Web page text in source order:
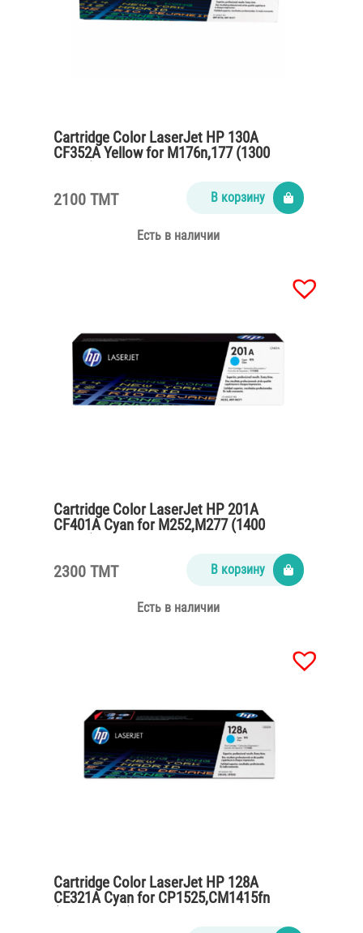
Cartridge Color LaserJet HP 130A
CF352A Yellow for M176n,177 (1300
2100 TMT В корзину
Есть в наличии
Cartridge Color LaserJet HP 201A
CF401A Cyan for M252,M277 (1400
2300 TMT В корзину
Есть в наличии
Cartridge Color LaserJet HP 128A
CE321A Cyan for CP1525,CM1415fn